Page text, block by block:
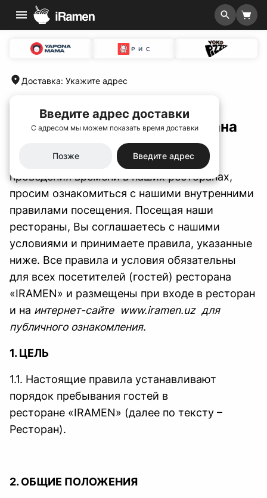
Доставка: Укажите адрес
Правила посещения ресторана
В целях комфортного и безопасного
проведения времени в наших ресторанах,
просим ознакомиться с нашими внутренними
правилами посещения. Посещая наши
рестораны, Вы соглашаетесь с нашими
условиями и принимаете правила, указанные
ниже. Все правила и условия обязательны
для всех посетителей (гостей) ресторана
«IRAMEN» и размещены при входе в ресторан
и на интернет-сайте www.iramen.uzдля
публичного ознакомления.
1. ЦЕЛЬ
1.1. Настоящие правила устанавливают
порядок пребывания гостей в
ресторане «IRAMEN» (далее по тексту –
Ресторан).
2. ОБЩИЕ ПОЛОЖЕНИЯ
Введите адрес доставки
С адресом мы можем показать время доставки
Позже Введите адрес